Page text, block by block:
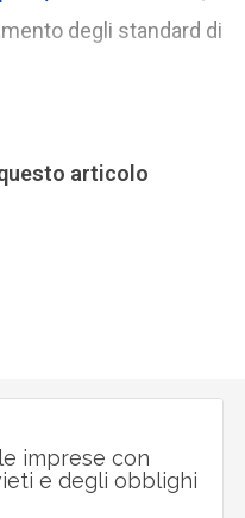
degli standard di
articolo
imprese con
e degli obblighi